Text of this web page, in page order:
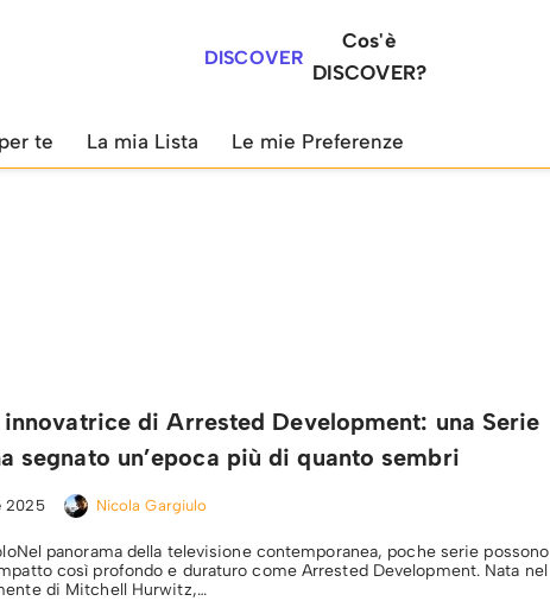
DISCOVER
Cos'è
DISCOVER?
te La mia Lista Le mie Preferenze
di Arrested Development: una Serie
segnato un’epoca più di quanto sembri
2025 Nicola Gargiulo
panorama della televisione contemporanea, poche serie possono
così profondo e duraturo come Arrested Development. Nata nel
di Mitchell Hurwitz,…